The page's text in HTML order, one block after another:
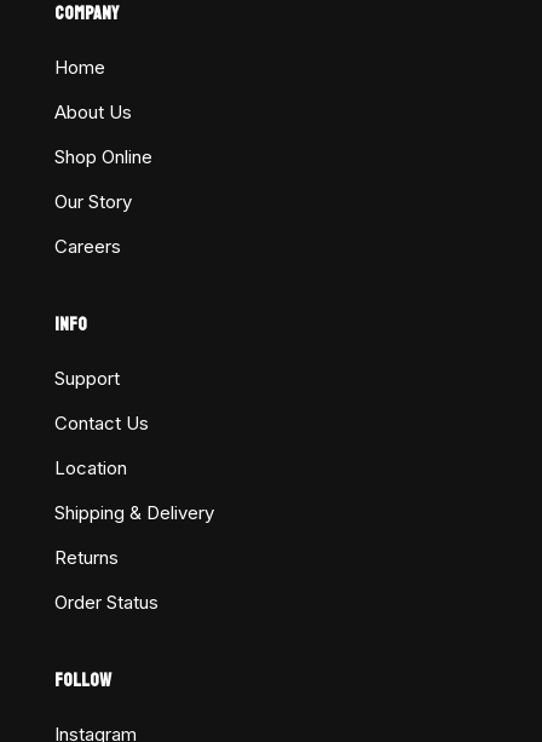
COMPANY
Home
About Us
Shop Online
Our Story
Careers
INFO
Support
Contact Us
Location
Shipping & Delivery
Returns
Order Status
FOLLOW
Instagram